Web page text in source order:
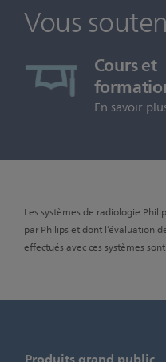
Vous
Cours et
En savoir
Les systèmes de radiologie
par Philips et dont l’évaluation
effectués avec ces systèmes